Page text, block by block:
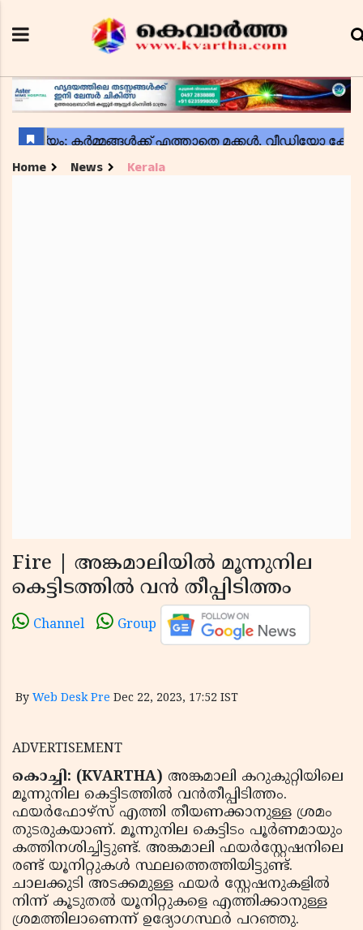
Home News Kerala
Fire | അങ്കമാലിയില്‍ മൂന്നുനില
കെട്ടിടത്തില്‍ വന്‍ തീപ്പിടിത്തം
Channel Group
By Web Desk Pre Dec 22, 2023, 17:52 IST
ADVERTISEMENT
കൊച്ചി: (KVARTHA) അങ്കമാലി കറുകുറ്റിയിലെ
മൂന്നുനില കെട്ടിടത്തില്‍ വന്‍തീപ്പിടിത്തം.
ഫയര്‍ഫോഴ്‌സ് എത്തി തീയണക്കാനുള്ള ശ്രമം
തുടരുകയാണ്. മൂന്നുനില കെട്ടിടം പൂര്‍ണമായും
കത്തിനശിച്ചിട്ടുണ്ട്. അങ്കമാലി ഫയര്‍‌സ്റ്റേഷനിലെ
രണ്ട് യൂനിറ്റുകള്‍ സ്ഥലത്തെത്തിയിട്ടുണ്ട്.
ചാലക്കുടി അടക്കമുള്ള ഫയര്‍ സ്റ്റേഷനുകളില്‍
നിന്ന് കൂടുതല്‍ യൂനിറ്റുകളെ എത്തിക്കാനുള്ള
ശ്രമത്തിലാണെന്ന് ഉദ്യോഗസ്ഥര്‍ പറഞ്ഞു.